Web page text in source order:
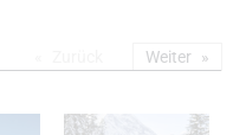
Weiter